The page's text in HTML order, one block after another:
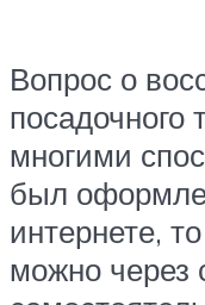
Вопрос о
посадочного
многими
был
интернете,
можно через